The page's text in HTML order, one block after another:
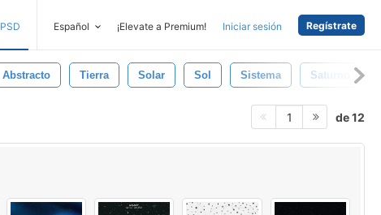
PSD Español ¡Elevate a Premium! Iniciar sesión Regístrate
Abstracto Tierra Solar Sol Sistema Saturno
1 de 12